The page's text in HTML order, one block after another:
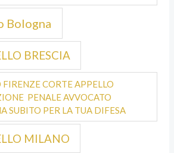
Bologna
BRESCIA
CORTE APPELLO
PENALE AVVOCATO
SUBITO PER LA TUA DIFESA
MILANO